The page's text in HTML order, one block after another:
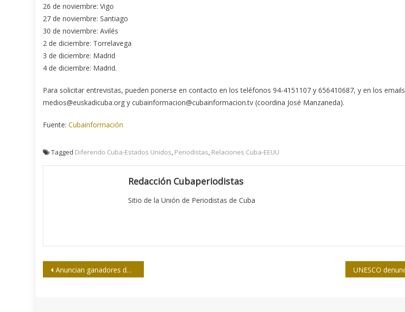
26 de noviembre: Vigo
27 de noviembre: Santiago
30 de noviembre: Avilés
2 de diciembre: Torrelavega
3 de diciembre: Madrid
4 de diciembre: Madrid.
Para solicitar entrevistas, pueden ponerse en contacto en los teléfonos 94-4151107 y 656410687, y en los emails
medios@euskadicuba.org y cubainformacion@cubainformacion.tv (coordina José Manzaneda).
Fuente: Cubainformación
Tagged Diferendo Cuba-Estados Unidos, Periodistas, Relaciones Cuba-EEUU
Redacción Cubaperiodistas
Sitio de la Unión de Periodistas de Cuba
Navegación
Anuncian ganadores del concurso nacional de Periodismo azucarero